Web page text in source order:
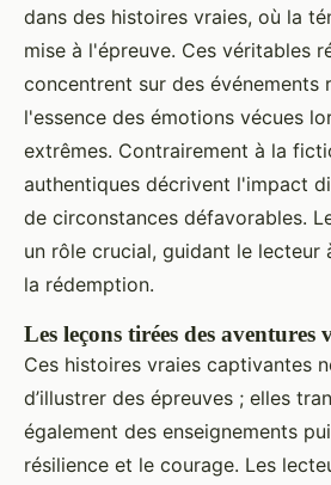
dans des histoires vraies, où la
mise à l'épreuve. Ces véritables
concentrent sur des événements
l'essence des émotions vécues
extrêmes. Contrairement à la
authentiques décrivent l'impact
de circonstances défavorables.
un rôle crucial, guidant le lecteur
la rédemption.
Les leçons tirées des aventures
Ces histoires vraies captivantes
d’illustrer des épreuves ; elles
également des enseignements
résilience et le courage. Les